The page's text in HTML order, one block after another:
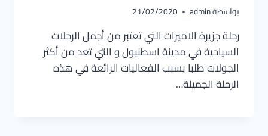
بواسطةadmin
21/02/2020
رحلة جزيرة الاميرات التي تعتبر من أجمل الرحلات
السياحية في مدينة اسطنبول و التي تعد من أكثر
الجولات طلبا بسبب الفعاليات الرائعة في هذه
الرحلة الجميلة…